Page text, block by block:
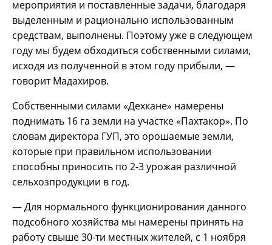
мероприятия и поставленные задачи, благодаря
выделенным и рационально использованным
средствам, выполнены. Поэтому уже в следующем
году мы будем обходиться собственными силами,
исходя из полученной в этом году прибыли, —
говорит Мадахиров.
Собственными силами «Дехкане» намерены
поднимать 16 га земли на участке «Пахтакор». По
словам директора ГУП, это орошаемые земли,
которые при правильном использовании
способны приносить по 2-3 урожая различной
сельхозпродукции в год.
— Для нормального функционирования данного
подсобного хозяйства мы намерены принять на
работу свыше 30-ти местных жителей, с 1 ноября